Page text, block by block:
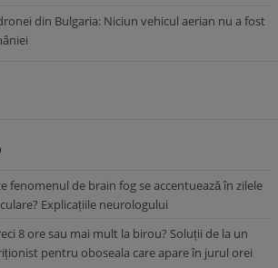
din Bulgaria: Niciun vehicul aerian nu a fost
fenomenul de brain fog se accentuează în zilele
Explicațiile neurologului
8 ore sau mai mult la birou? Soluții de la un
pentru oboseala care apare în jurul orei